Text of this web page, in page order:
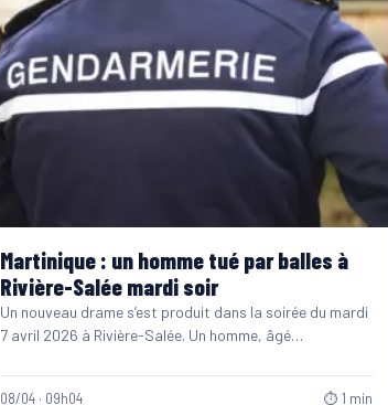
Martinique : un homme tué par balles à
Rivière-Salée mardi soir
Un nouveau drame s’est produit dans la soirée du mardi
7 avril 2026 à Rivière-Salée. Un homme, âgé…
08/04 · 09h04 ⏱ 1 min